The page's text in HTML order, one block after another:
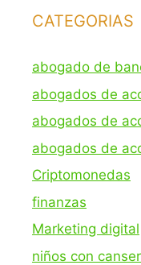
CATEGORIAS
abogado de
abogados de
abogados de
abogados de
Criptomonedas
finanzas
Marketing digital
niños con canser